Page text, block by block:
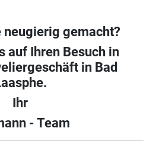
neugierig gemacht?
auf Ihren Besuch in
in Bad
Ihr
- Team